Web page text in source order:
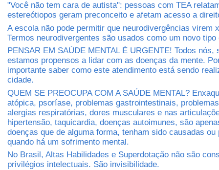
"Você não tem cara de autista": pessoas com TEA
estereótiopos geram preconceito e afetam acesso a
A escola não pode permitir que neurodivergências virem
Termos neurodivergentes são usados como um novo tipo
PENSAR EM SAÚDE MENTAL É URGENTE! Todos nós,
estamos propensos a lidar com as doenças da mente.
importante saber como este atendimento está sendo
cidade.
QUEM SE PREOCUPA COM A SAÚDE MENTAL?
atópica, psoríase, problemas gastrointestinais,
alergias respiratórias, dores musculares e nas
hipertensão, taquicardia, doenças autoimunes, são
doenças que de alguma forma, tenham sido causadas ou
quando há um sofrimento mental.
No Brasil, Altas Habilidades e Superdotação não são
privilégios intelectuais. São invisibilidade.